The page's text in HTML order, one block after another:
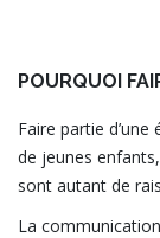
POURQUOI
Faire partie d’une
de jeunes
sont autant de
La